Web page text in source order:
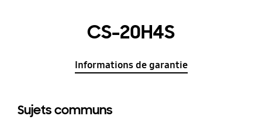
CS-20H4S
Informations de garantie
Sujets communs